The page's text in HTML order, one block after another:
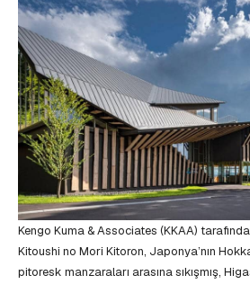
Kengo Kuma & Associates (KKAA)
Kitoushi no Mori Kitoron, Japonya’nın
pitoresk manzaraları arasına sıkışmış,